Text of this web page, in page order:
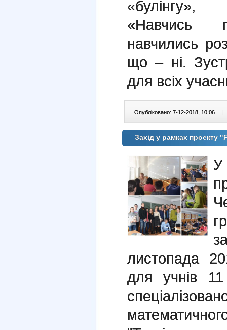
«булінгу»,
«Навчись
навчились
що – ні.
для всіх
Опубліковано: 7-12-2018, 10:06 |
Захід у рамках
У
листопада
для учнів 11